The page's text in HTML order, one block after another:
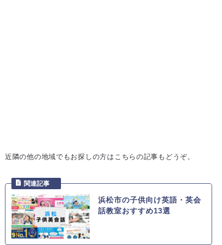
近隣の他の地域でもお探しの方はこちらの記事もどうぞ。
浜松市の子供向け英語・英会
話教室おすすめ13選